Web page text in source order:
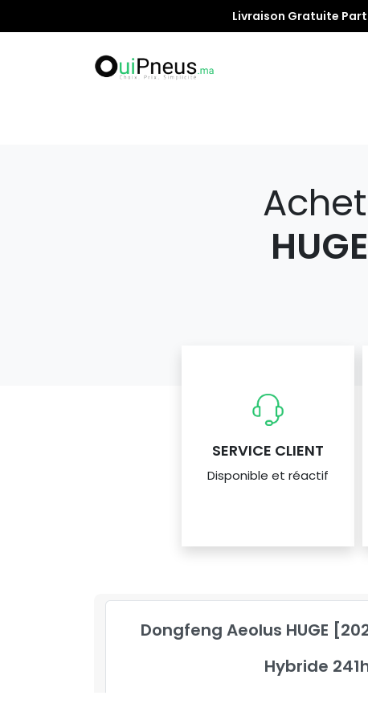
Livraison Gratuite
SERVICE CLIENT
Disponible et réactif
Dongfeng Aeolus HUGE
Hybride